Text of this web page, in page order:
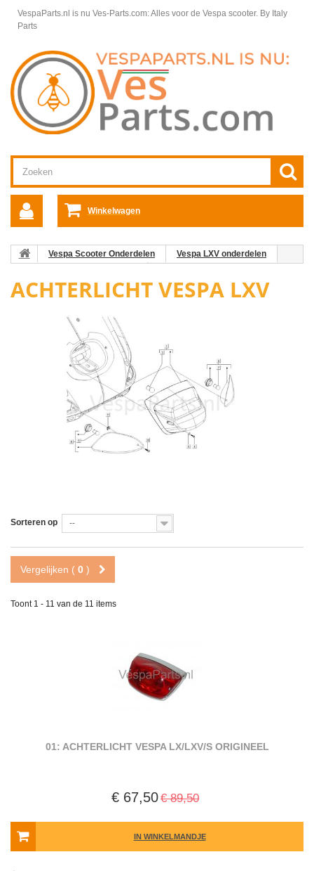
VespaParts.nl is nu Ves-Parts.com: Alles voor de Vespa scooter. By Italy
Parts
Winkelwagen
Vespa Scooter Onderdelen
Vespa LXV onderdelen
ACHTERLICHT VESPA LXV
Sorteren op --
Vergelijken ( 0 )
Toont 1 - 11 van de 11 items
01: ACHTERLICHT VESPA LX/LXV/S ORIGINEEL
€ 67,50€ 89,50
IN WINKELMANDJE